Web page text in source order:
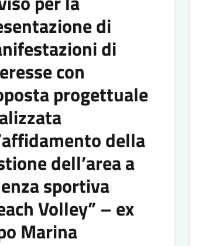
di
di
con
progettuale
della
dell’area a
sportiva
Volley” – ex
Marina